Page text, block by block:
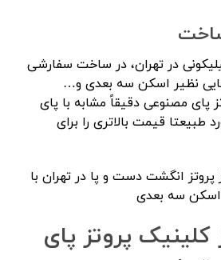
در تهران، در ساخت سفارشی
نظیر اسکن سه بعدی و…
پای مصنوعی دقیقاً مشابه با پای
طبیعتا قیمت بالاتری را برای
پروتز انگشت دست و پا در تهران با
اسکن سه بعدی
کلینیک پروتز پای